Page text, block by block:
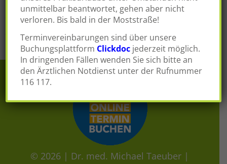
Hormontherapie,naturidentische Hormone,
Schlafstörungen ,Schwitzen,Wechseljahre
© 2026 | Dr. med. Michael Taeuber |
unmittelbar beantwortet, gehen aber nicht
verloren. Bis bald in der Moststraße!
Terminvereinbarungen sind über unsere
Buchungsplattform Clickdoc jederzeit möglich.
In dringenden Fällen wenden Sie sich bitte an
den Ärztlichen Notdienst unter der Rufnummer
116 117.